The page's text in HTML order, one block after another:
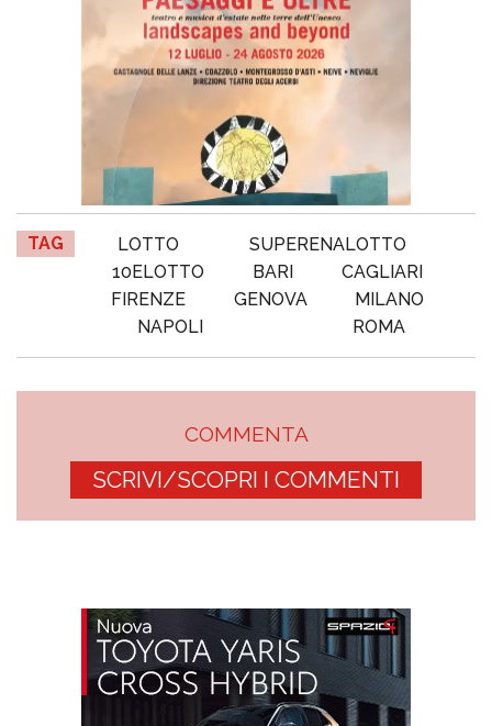
TAG LOTTO
SUPERENALOTTO
10ELOTTO
BARI
CAGLIARI
FIRENZE
GENOVA
MILANO
NAPOLI
ROMA
COMMENTA
SCRIVI/SCOPRI I COMMENTI